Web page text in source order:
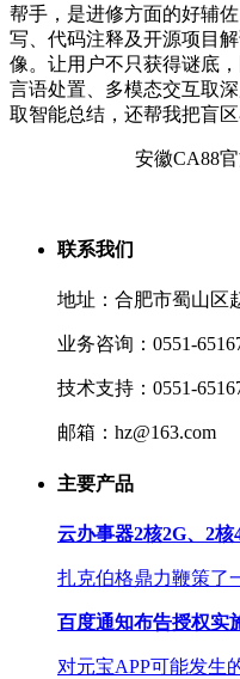
帮手，是进修方面的好辅
写、代码注释及开源项目
像。让用户不只获得谜底
言语处置、多模态交互取
取智能总结，还帮我把盲区
安徽CA88
联系我们
地址：合肥市蜀山区
业务咨询：0551-
技术支持：0551-
邮箱：hz@163.com
主要产品
云办事器2核2G、2核
扎克伯格鼎力鞭策了
百度通知布告授权实
对元宝APP可能发生